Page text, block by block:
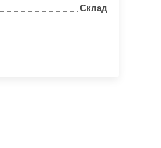
Склад